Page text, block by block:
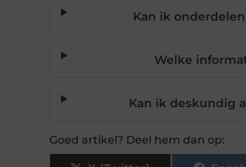
Kan ik
Welke
Kan ik deskundig
Goed artikel? Deel hem dan op: